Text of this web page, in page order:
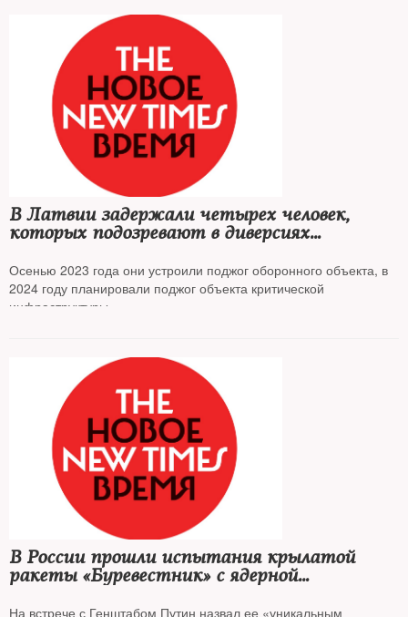
В Латвии задержали четырех человек,
которых подозревают в диверсиях
Осенью 2023 года они устроили поджог оборонного объекта, в
2024 году планировали поджог объекта критической
инфраструктуры
В России прошли испытания крылатой
ракеты «Буревестник» с ядерной
На встрече с Генштабом Путин назвал ее «уникальным